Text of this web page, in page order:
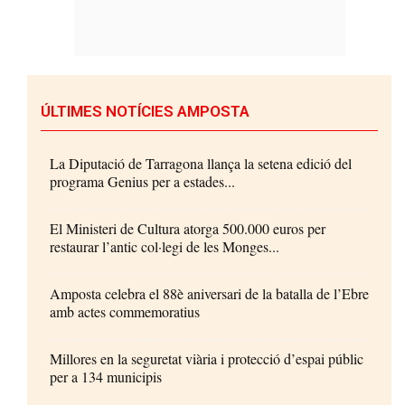
ÚLTIMES NOTÍCIES AMPOSTA
La Diputació de Tarragona llança la setena edició del
programa Genius per a estades...
El Ministeri de Cultura atorga 500.000 euros per
restaurar l’antic col·legi de les Monges...
Amposta celebra el 88è aniversari de la batalla de l’Ebre
amb actes commemoratius
Millores en la seguretat viària i protecció d’espai públic
per a 134 municipis